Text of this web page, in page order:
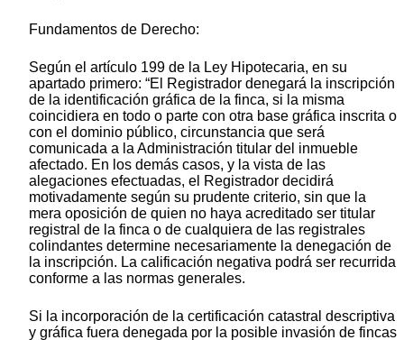
Fundamentos de Derecho:
Según el artículo 199 de la Ley Hipotecaria, en su
apartado primero: “El Registrador denegará la inscripción
de la identificación gráfica de la finca, si la misma
coincidiera en todo o parte con otra base gráfica inscrita o
con el dominio público, circunstancia que será
comunicada a la Administración titular del inmueble
afectado. En los demás casos, y la vista de las
alegaciones efectuadas, el Registrador decidirá
motivadamente según su prudente criterio, sin que la
mera oposición de quien no haya acreditado ser titular
registral de la finca o de cualquiera de las registrales
colindantes determine necesariamente la denegación de
la inscripción. La calificación negativa podrá ser recurrida
conforme a las normas generales.
Si la incorporación de la certificación catastral descriptiva
y gráfica fuera denegada por la posible invasión de fincas